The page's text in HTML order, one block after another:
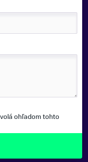
ohľadom tohto